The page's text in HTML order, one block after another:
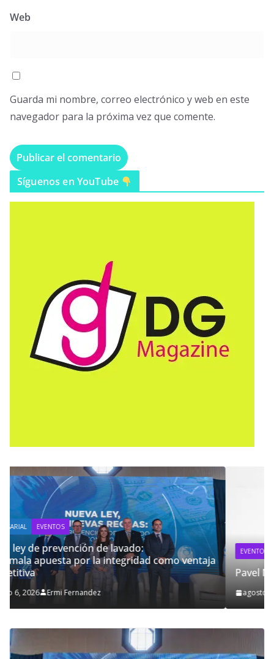
Web
Guarda mi nombre, correo electrónico y web en este
navegador para la próxima vez que comente.
Síguenos en YouTube
EVENTOS MÚSICA
Pavel Núñez llega por primera vez a Guatemala
agosto 6, 2026 Ermi Fernandez